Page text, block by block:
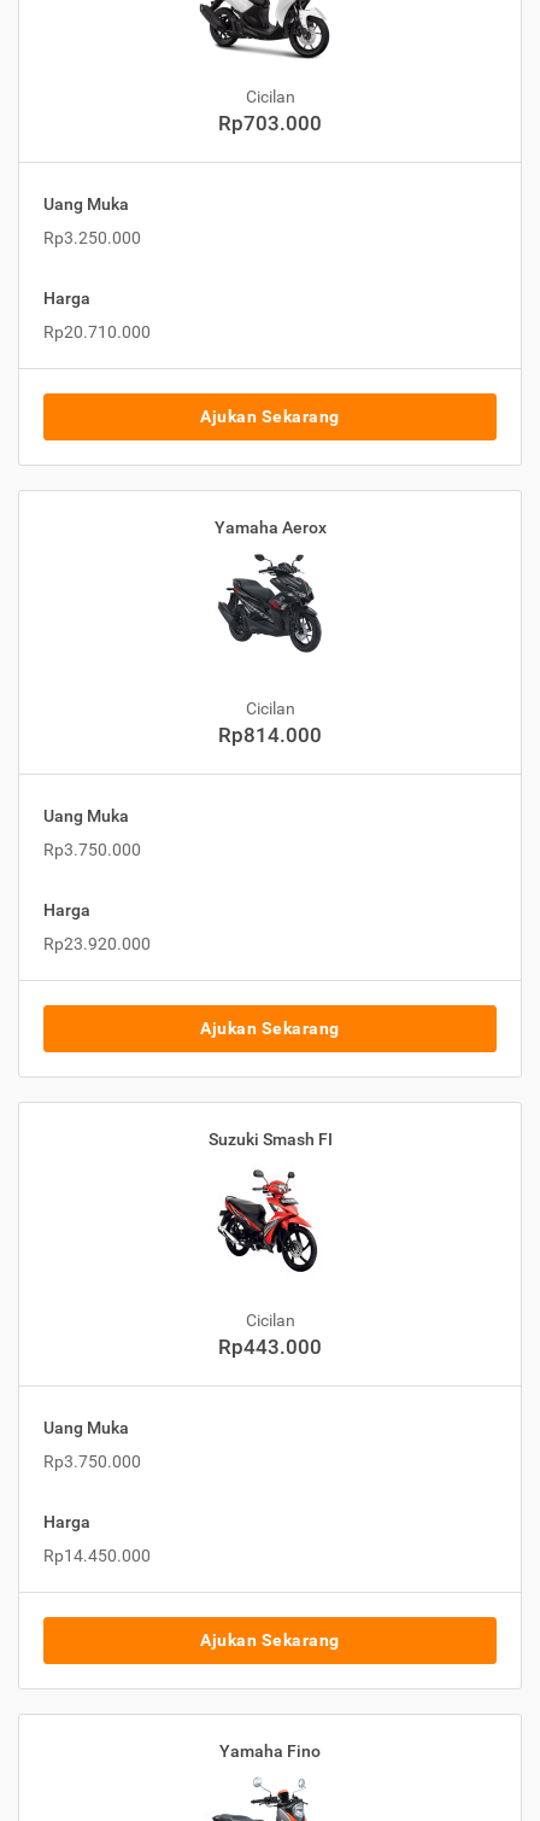
Cicilan
Rp703.000
Uang Muka
Rp3.250.000
Harga
Rp20.710.000
Ajukan Sekarang
Yamaha Aerox
Cicilan
Rp814.000
Uang Muka
Rp3.750.000
Harga
Rp23.920.000
Ajukan Sekarang
Suzuki Smash FI
Cicilan
Rp443.000
Uang Muka
Rp3.750.000
Harga
Rp14.450.000
Ajukan Sekarang
Yamaha Fino